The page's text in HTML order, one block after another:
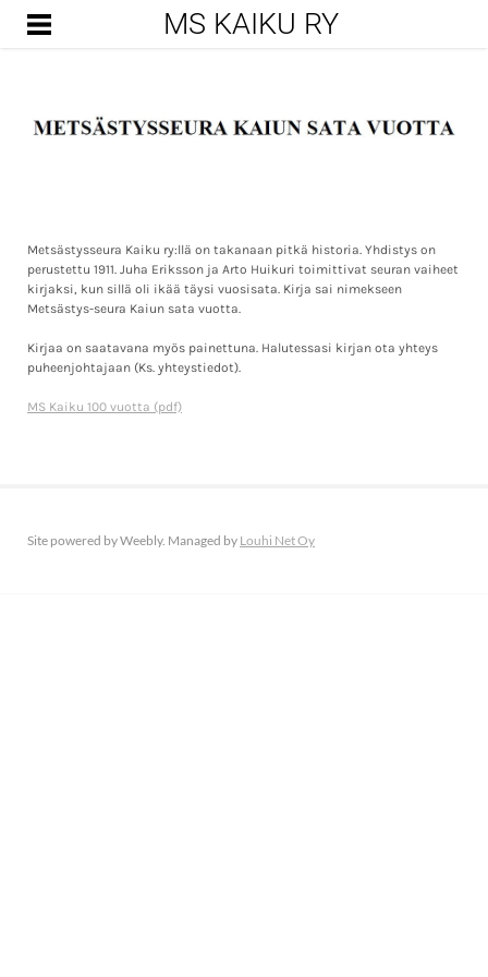
MS KAIKU RY
ETUSIVU
TOIMINTA
Metsästysseura Kaiku ry:llä on takanaan pitkä historia. Yhdistys on
perustettu 1911. Juha Eriksson ja Arto Huikuri toimittivat seuran vaiheet
kirjaksi, kun sillä oli ikää täysi vuosisata. Kirja sai nimekseen
Metsästys-seura Kaiun sata vuotta.
Kirjaa on saatavana myös painettuna. Halutessasi kirjan ota yhteys
puheenjohtajaan (Ks. yhteystiedot).
MS Kaiku 100 vuotta (pdf)
Site powered by Weebly. Managed by Louhi Net Oy